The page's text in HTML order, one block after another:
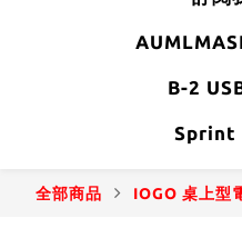
B-2
Sprint
全部商品 IOGO 桌上型